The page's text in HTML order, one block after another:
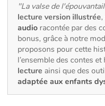
Art, espace, activité
Documentaires
En famille
Quotidien et loisirs
"La valse de
lecture version illustrée
audio racontée par des
bonus, grâce à notre
proposons pour cette
l’ensemble des contes
lecture ainsi que des
adaptée aux enfants